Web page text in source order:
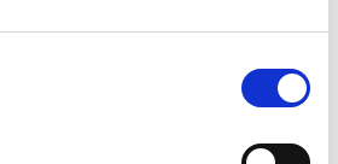
we connect.